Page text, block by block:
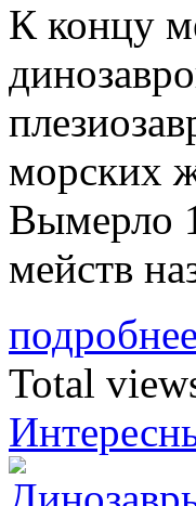
К концу
мор­ских
Вы­мерло
мейств
Total